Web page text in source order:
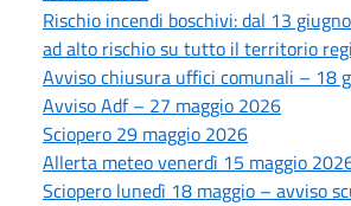
Rischio incendi boschivi: dal 13
ad alto rischio su tutto il territorio
Avviso chiusura uffici comunali – 18
Avviso Adf – 27 maggio 2026
Sciopero 29 maggio 2026
Allerta meteo venerdì 15 maggio
Sciopero lunedì 18 maggio – avviso